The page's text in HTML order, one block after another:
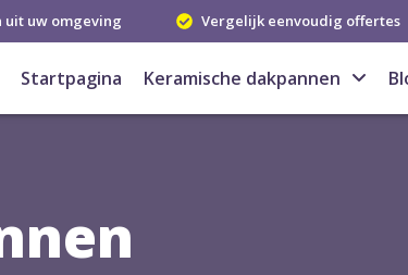
uit uw omgeving Vergelijk eenvoudig offertes
Startpagina Keramische dakpannen